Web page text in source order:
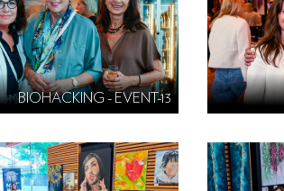
BIOHACKING - EVENT-13